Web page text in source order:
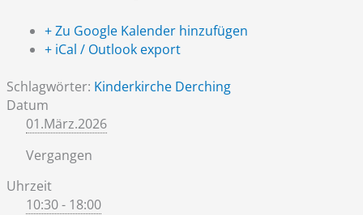
+ Zu Google Kalender hinzufügen
+ iCal / Outlook export
Schlagwörter: Kinderkirche Derching
Datum
01.März.2026
Vergangen
Uhrzeit
10:30 - 18:00